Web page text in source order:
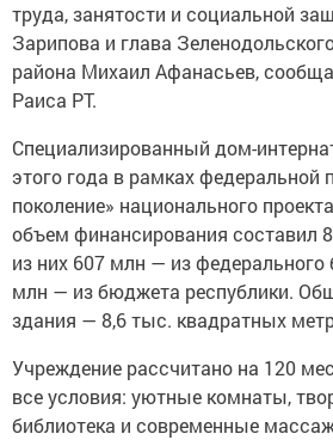
труда, занятости и социальной
Зарипова и глава
района Михаил Афанасьев,
Раиса РТ.
Специализированный дом-
этого года в рамках
поколение» национального
объем финансирования составил
из них 607 млн — из
млн — из бюджета республики.
здания — 8,6 тыс. квадратных
Учреждение рассчитано на 120
все условия: уютные комнаты,
библиотека и современные